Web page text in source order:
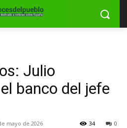
Julio
banco del jefe
mayo de 2026 0
34